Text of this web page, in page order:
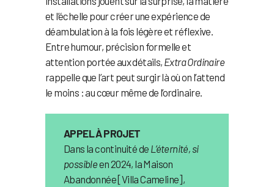
et l’échelle pour créer une expérience de
déambulation à la fois légère et réflexive.
Entre humour, précision formelle et
attention portée aux détails, Extra Ordinaire
rappelle que l’art peut surgir là où on l’attend
le moins : au cœur même de l’ordinaire.
APPEL À PROJET
Dans la continuité de L’éternité, si
possibleen 2024, la Maison
Abandonnée [Villa Cameline],